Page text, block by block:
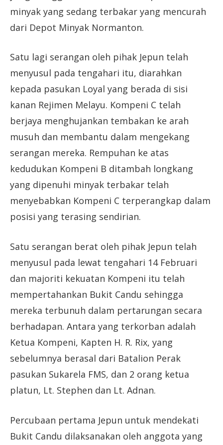
minyak yang sedang terbakar yang mencurah
dari Depot Minyak Normanton.
Satu lagi serangan oleh pihak Jepun telah
menyusul pada tengahari itu, diarahkan
kepada pasukan Loyal yang berada di sisi
kanan Rejimen Melayu. Kompeni C telah
berjaya menghujankan tembakan ke arah
musuh dan membantu dalam mengekang
serangan mereka. Rempuhan ke atas
kedudukan Kompeni B ditambah longkang
yang dipenuhi minyak terbakar telah
menyebabkan Kompeni C terperangkap dalam
posisi yang terasing sendirian.
Satu serangan berat oleh pihak Jepun telah
menyusul pada lewat tengahari 14 Februari
dan majoriti kekuatan Kompeni itu telah
mempertahankan Bukit Candu sehingga
mereka terbunuh dalam pertarungan secara
berhadapan. Antara yang terkorban adalah
Ketua Kompeni, Kapten H. R. Rix, yang
sebelumnya berasal dari Batalion Perak
pasukan Sukarela FMS, dan 2 orang ketua
platun, Lt. Stephen dan Lt. Adnan.
Percubaan pertama Jepun untuk mendekati
Bukit Candu dilaksanakan oleh anggota yang